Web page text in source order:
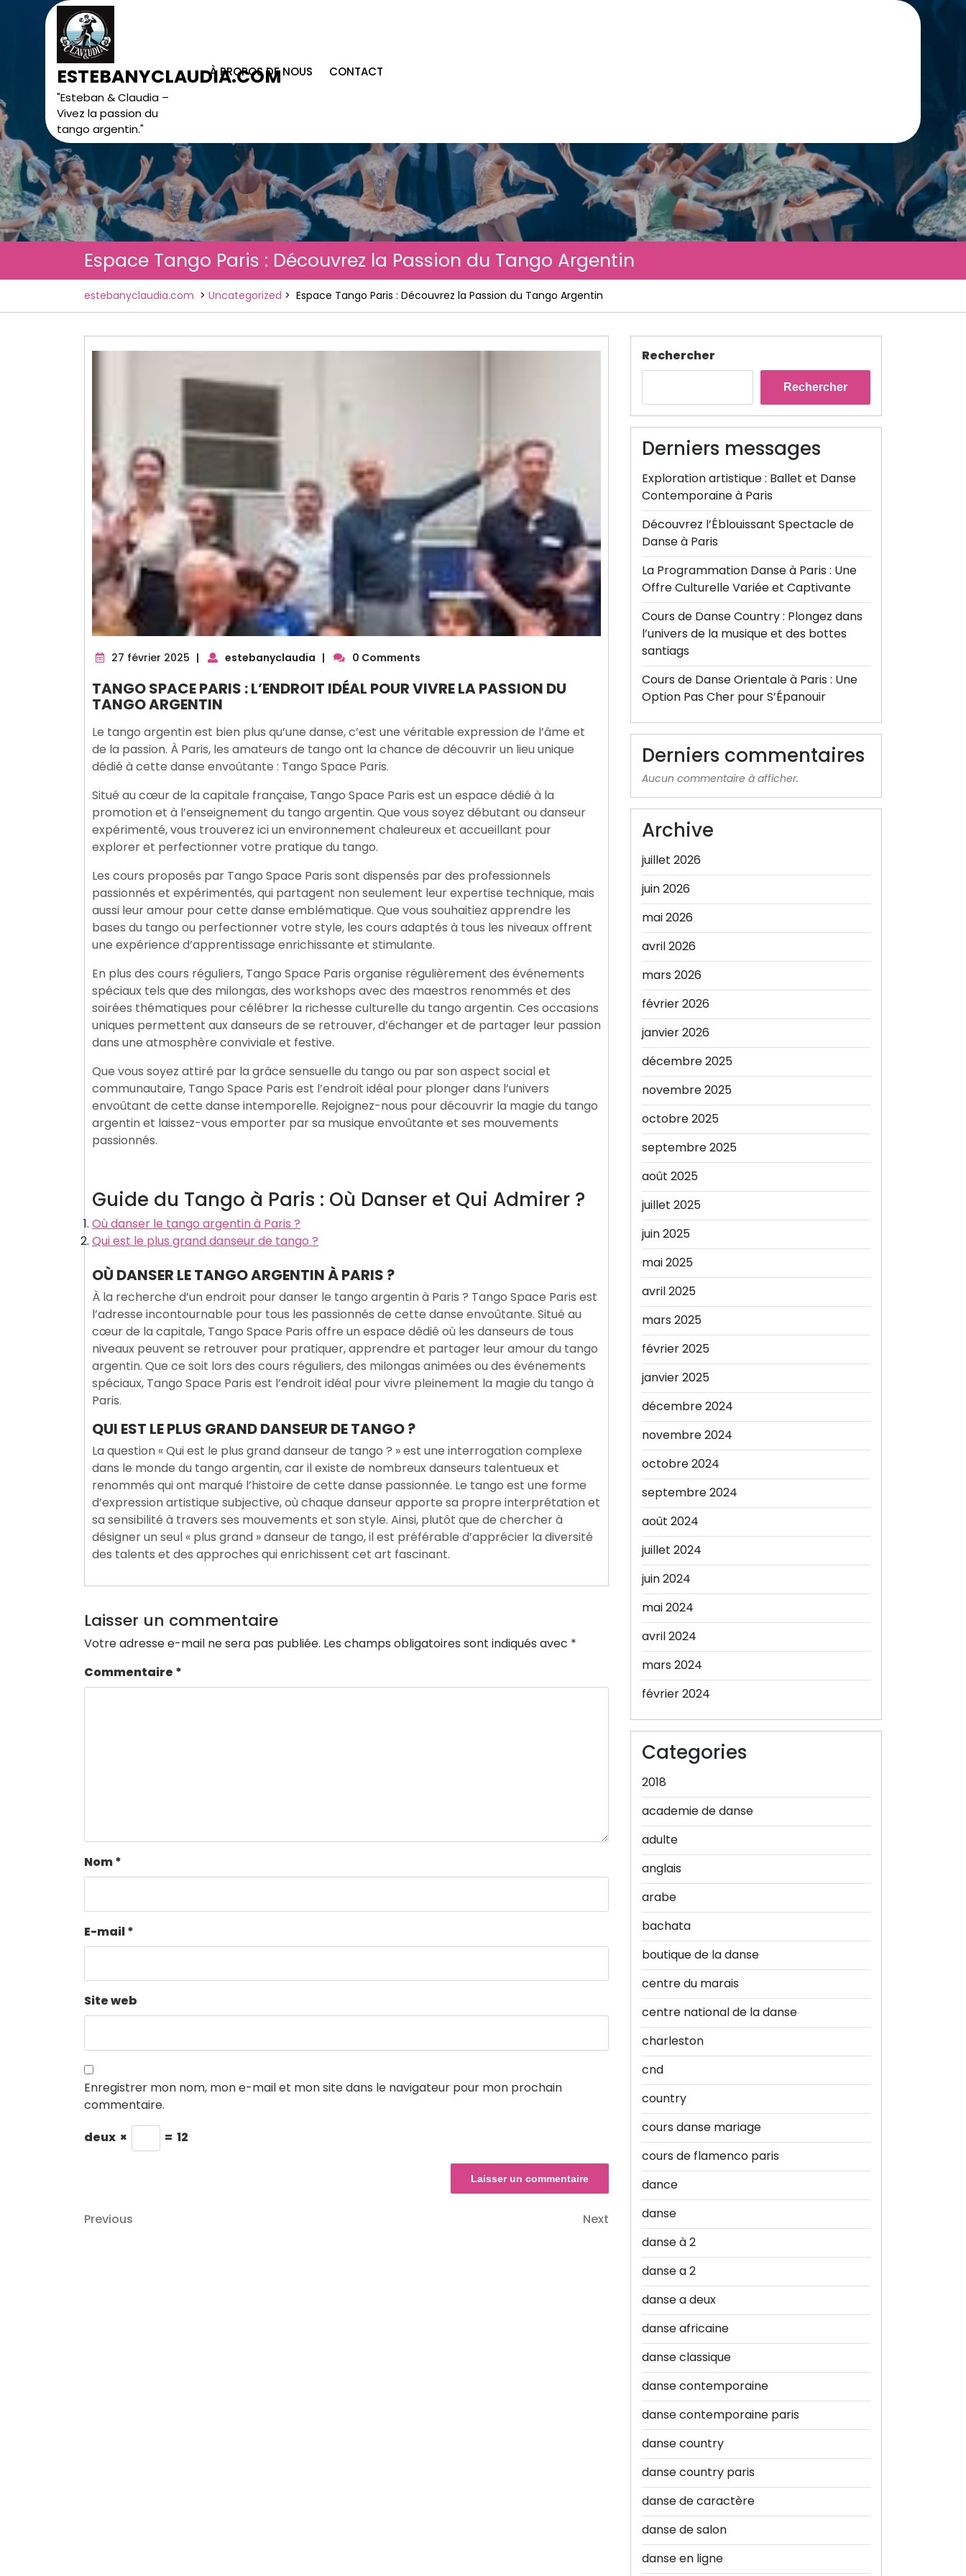
ESTEBANYCLAUDIA.COM
"Esteban & Claudia –
Vivez la passion du
tango argentin."
À PROPOS DE NOUS CONTACT
Espace Tango Paris : Découvrez la Passion du Tango Argentin
estebanyclaudia.com > Uncategorized > Espace Tango Paris : Découvrez la Passion du Tango Argentin
27 février 2025 27
2025
| estebanyclaudia | 0 Comments
TANGO SPACE PARIS : L’ENDROIT IDÉAL POUR VIVRE LA PASSION DU
TANGO ARGENTIN
Le tango argentin est bien plus qu’une danse, c’est une véritable expression de l’âme et
de la passion. À Paris, les amateurs de tango ont la chance de découvrir un lieu unique
dédié à cette danse envoûtante : Tango Space Paris.
Situé au cœur de la capitale française, Tango Space Paris est un espace dédié à la
promotion et à l’enseignement du tango argentin. Que vous soyez débutant ou danseur
expérimenté, vous trouverez ici un environnement chaleureux et accueillant pour
explorer et perfectionner votre pratique du tango.
Les cours proposés par Tango Space Paris sont dispensés par des professionnels
passionnés et expérimentés, qui partagent non seulement leur expertise technique, mais
aussi leur amour pour cette danse emblématique. Que vous souhaitiez apprendre les
bases du tango ou perfectionner votre style, les cours adaptés à tous les niveaux offrent
une expérience d’apprentissage enrichissante et stimulante.
En plus des cours réguliers, Tango Space Paris organise régulièrement des événements
spéciaux tels que des milongas, des workshops avec des maestros renommés et des
soirées thématiques pour célébrer la richesse culturelle du tango argentin. Ces occasions
uniques permettent aux danseurs de se retrouver, d’échanger et de partager leur passion
dans une atmosphère conviviale et festive.
Que vous soyez attiré par la grâce sensuelle du tango ou par son aspect social et
communautaire, Tango Space Paris est l’endroit idéal pour plonger dans l’univers
envoûtant de cette danse intemporelle. Rejoignez-nous pour découvrir la magie du tango
argentin et laissez-vous emporter par sa musique envoûtante et ses mouvements
passionnés.
Guide du Tango à Paris : Où Danser et Qui Admirer ?
Où danser le tango argentin à Paris ?
Qui est le plus grand danseur de tango ?
OÙ DANSER LE TANGO ARGENTIN À PARIS ?
À la recherche d’un endroit pour danser le tango argentin à Paris ? Tango Space Paris est
l’adresse incontournable pour tous les passionnés de cette danse envoûtante. Situé au
cœur de la capitale, Tango Space Paris offre un espace dédié où les danseurs de tous
niveaux peuvent se retrouver pour pratiquer, apprendre et partager leur amour du tango
argentin. Que ce soit lors des cours réguliers, des milongas animées ou des événements
spéciaux, Tango Space Paris est l’endroit idéal pour vivre pleinement la magie du tango à
Paris.
QUI EST LE PLUS GRAND DANSEUR DE TANGO ?
La question « Qui est le plus grand danseur de tango ? » est une interrogation complexe
dans le monde du tango argentin, car il existe de nombreux danseurs talentueux et
renommés qui ont marqué l’histoire de cette danse passionnée. Le tango est une forme
d’expression artistique subjective, où chaque danseur apporte sa propre interprétation et
sa sensibilité à travers ses mouvements et son style. Ainsi, plutôt que de chercher à
désigner un seul « plus grand » danseur de tango, il est préférable d’apprécier la diversité
des talents et des approches qui enrichissent cet art fascinant.
Laisser un commentaire
Votre adresse e-mail ne sera pas publiée. Les champs obligatoires sont indiqués avec *
Commentaire *
Nom*
E-mail*
Site web
Enregistrer mon nom, mon e-mail et mon site dans le navigateur pour mon prochain
commentaire.
deux × = 12
Navigation
Previous
Previous Next
Rechercher
Rechercher
Derniers messages
Exploration artistique : Ballet et Danse
Contemporaine à Paris
Découvrez l’Éblouissant Spectacle de
Danse à Paris
La Programmation Danse à Paris : Une
Offre Culturelle Variée et Captivante
Cours de Danse Country : Plongez dans
l’univers de la musique et des bottes
santiags
Cours de Danse Orientale à Paris : Une
Option Pas Cher pour S’Épanouir
Derniers commentaires
Aucun commentaire à afficher.
Archive
juillet 2026
juin 2026
mai 2026
avril 2026
mars 2026
février 2026
janvier 2026
décembre 2025
novembre 2025
octobre 2025
septembre 2025
août 2025
juillet 2025
juin 2025
mai 2025
avril 2025
mars 2025
février 2025
janvier 2025
décembre 2024
novembre 2024
octobre 2024
septembre 2024
août 2024
juillet 2024
juin 2024
mai 2024
avril 2024
mars 2024
février 2024
Categories
2018
academie de danse
adulte
anglais
arabe
bachata
boutique de la danse
centre du marais
centre national de la danse
charleston
cnd
country
cours danse mariage
cours de flamenco paris
dance
danse
danse à 2
danse a 2
danse a deux
danse africaine
danse classique
danse contemporaine
danse contemporaine paris
danse country
danse country paris
danse de caractère
danse de salon
danse en ligne